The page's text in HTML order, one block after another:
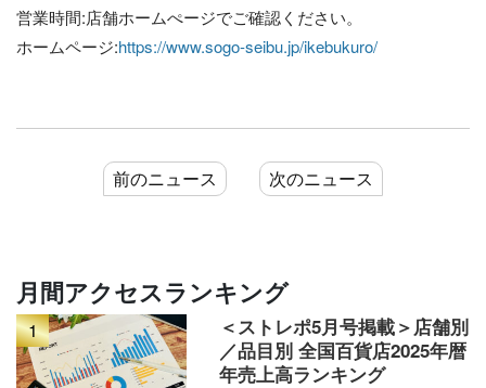
営業時間:店舗ホームぺージでご確認ください。
ホームページ:https://www.sogo-seibu.jp/ikebukuro/
前のニュース 次のニュース
月間アクセスランキング
1
＜ストレポ5月号掲載＞店舗別
／品目別 全国百貨店2025年暦
年売上高ランキング